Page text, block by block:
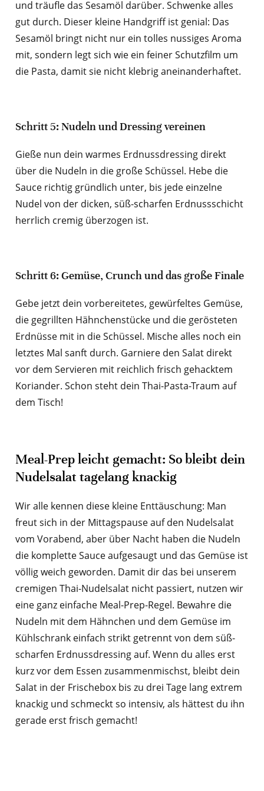
und träufle das Sesamöl darüber. Schwenke alles
gut durch. Dieser kleine Handgriff ist genial: Das
Sesamöl bringt nicht nur ein tolles nussiges Aroma
mit, sondern legt sich wie ein feiner Schutzfilm um
die Pasta, damit sie nicht klebrig aneinanderhaftet.
Schritt 5: Nudeln und Dressing vereinen
Gieße nun dein warmes Erdnussdressing direkt
über die Nudeln in die große Schüssel. Hebe die
Sauce richtig gründlich unter, bis jede einzelne
Nudel von der dicken, süß-scharfen Erdnussschicht
herrlich cremig überzogen ist.
Schritt 6: Gemüse, Crunch und das große Finale
Gebe jetzt dein vorbereitetes, gewürfeltes Gemüse,
die gegrillten Hähnchenstücke und die gerösteten
Erdnüsse mit in die Schüssel. Mische alles noch ein
letztes Mal sanft durch. Garniere den Salat direkt
vor dem Servieren mit reichlich frisch gehacktem
Koriander. Schon steht dein Thai-Pasta-Traum auf
dem Tisch!
Meal-Prep leicht gemacht: So bleibt dein
Nudelsalat tagelang knackig
Wir alle kennen diese kleine Enttäuschung: Man
freut sich in der Mittagspause auf den Nudelsalat
vom Vorabend, aber über Nacht haben die Nudeln
die komplette Sauce aufgesaugt und das Gemüse ist
völlig weich geworden. Damit dir das bei unserem
cremigen Thai-Nudelsalat nicht passiert, nutzen wir
eine ganz einfache Meal-Prep-Regel. Bewahre die
Nudeln mit dem Hähnchen und dem Gemüse im
Kühlschrank einfach strikt getrennt von dem süß-
scharfen Erdnussdressing auf. Wenn du alles erst
kurz vor dem Essen zusammenmischst, bleibt dein
Salat in der Frischebox bis zu drei Tage lang extrem
knackig und schmeckt so intensiv, als hättest du ihn
gerade erst frisch gemacht!